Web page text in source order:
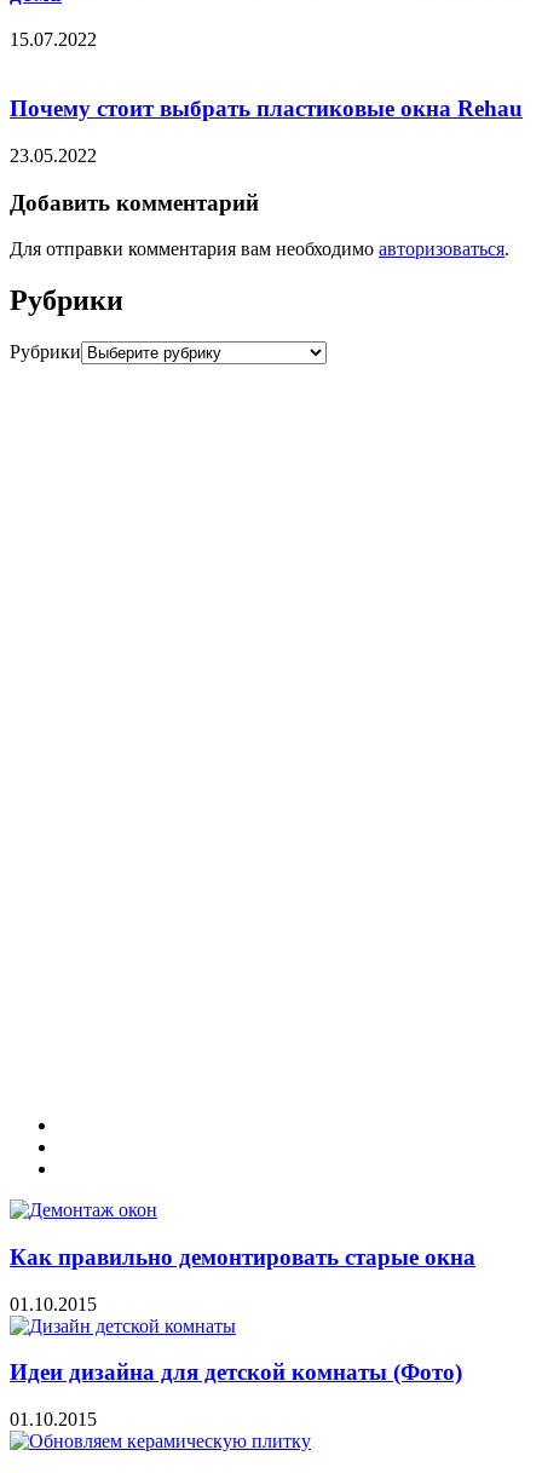
15.07.2022
Почему стоит выбрать пластиковые окна Rehau
23.05.2022
Добавить комментарий
Для отправки комментария вам необходимо авторизоваться.
Рубрики
Рубрики
Как правильно демонтировать старые окна
01.10.2015
Идеи дизайна для детской комнаты (Фото)
01.10.2015